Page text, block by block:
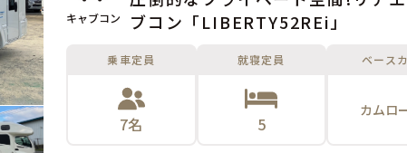
キャブコン
ブコン「LIBERTY52REi」
乗車定員
7名
就寝定員
5
ベース
カムロ